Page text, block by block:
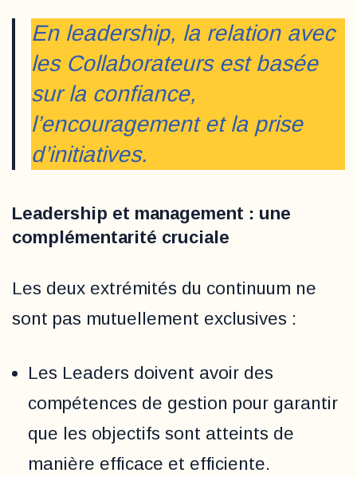
En leadership, la relation avec
les Collaborateurs est basée
sur la confiance,
l’encouragement et la prise
d’initiatives.
Leadership et management : une
complémentarité cruciale
Les deux extrémités du continuum ne
sont pas mutuellement exclusives :
Les Leaders doivent avoir des
compétences de gestion pour garantir
que les objectifs sont atteints de
manière efficace et efficiente.